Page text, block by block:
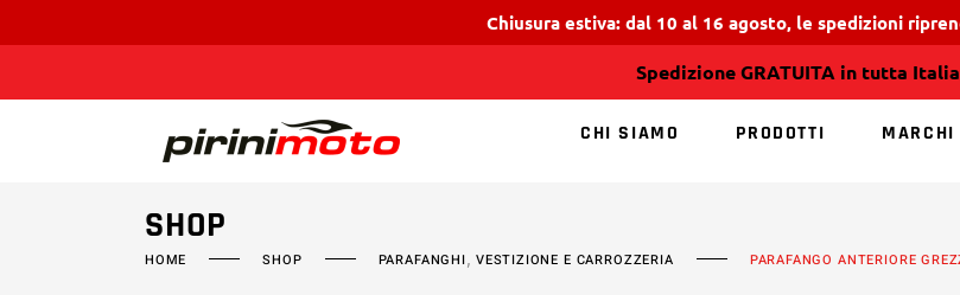
Chiusura estiva: dal 10 al 16 agosto, le spedizioni
Spedizione GRATUITA in tutta Italia
CHI SIAMO PRODOTTI MARCHI
SHOP
HOME SHOP PARAFANGHI, VESTIZIONE E CARROZZERIA PARAFANGO ANTERIORE